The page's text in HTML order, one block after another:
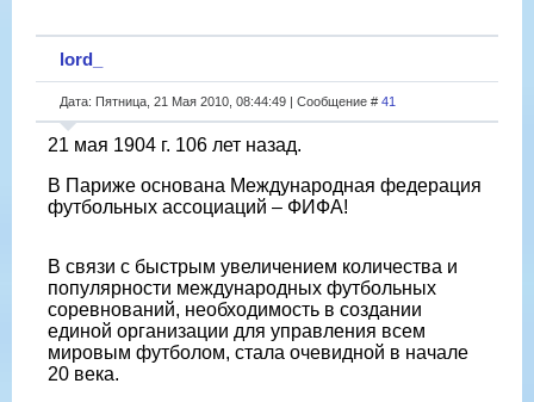
lord_
Дата: Пятница, 21 Мая 2010, 08:44:49 | Сообщение # 41
21 мая 1904 г. 106 лет назад.
В Париже основана Международная федерация
футбольных ассоциаций – ФИФА!
В связи с быстрым увеличением количества и
популярности международных футбольных
соревнований, необходимость в создании
единой организации для управления всем
мировым футболом, стала очевидной в начале
20 века.